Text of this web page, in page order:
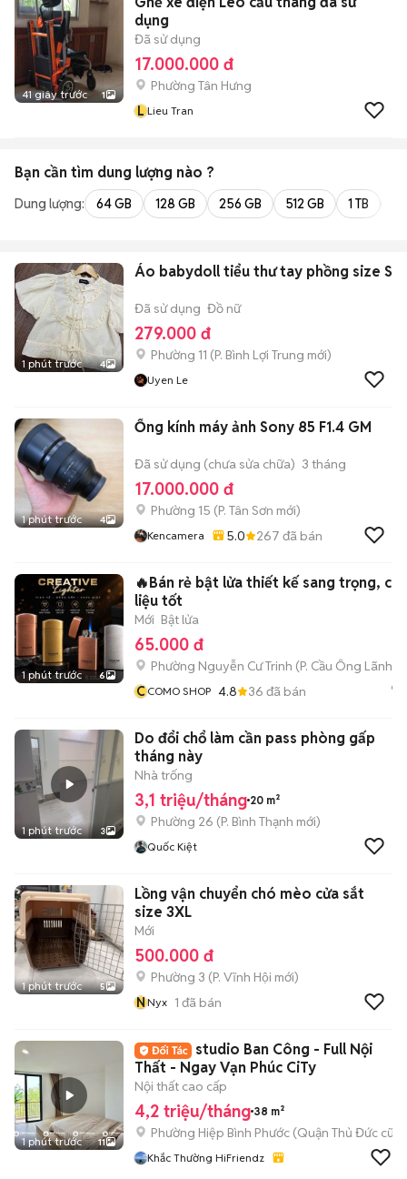
41 giây trước 1
dụng
Đã sử dụng
17.000.000 đ
Phường Tân Hưng
L Lieu Tran
Bạn cần tìm dung lượng nào ?
Dung lượng: 64 GB 128 GB 256 GB 512 GB 1 TB
1 phút trước 4
Áo babydoll tiểu thư tay phồng size S
Đã sử dụng Đồ nữ
279.000 đ
Phường 11 (P. Bình Lợi Trung mới)
Uyen Le
1 phút trước 4
Ống kính máy ảnh Sony 85 F1.4 GM
Đã sử dụng (chưa sửa chữa) 3 tháng
17.000.000 đ
Phường 15 (P. Tân Sơn mới)
Kencamera 5.0 267 đã bán
1 phút trước 6
🔥Bán rẻ bật lửa thiết kế sang trọng,
liệu tốt
Mới Bật lửa
65.000 đ
Phường Nguyễn Cư Trinh (P. Cầu Ông Lãnh
CCOMO SHOP 4.8 36 đã bán
1 phút trước 3
Do đổi chổ làm cần pass phòng gấp
tháng này
Nhà trống
3,1 triệu/tháng 20 m²
Phường 26 (P. Bình Thạnh mới)
Quốc Kiệt
1 phút trước 5
Lồng vận chuyển chó mèo cửa sắt
size 3XL
Mới
500.000 đ
Phường 3 (P. Vĩnh Hội mới)
NNyx 1 đã bán
1 phút trước 11
studio Ban Công - Full Nội
Thất - Ngay Vạn Phúc CiTy
Nội thất cao cấp
4,2 triệu/tháng 38 m²
Phường Hiệp Bình Phước (Quận Thủ Đức cũ)
Khắc Thường HiFriendz